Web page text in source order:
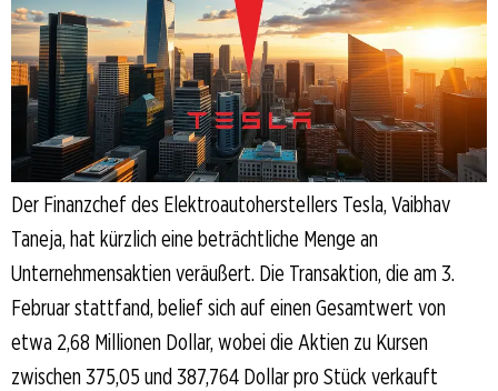
Der Finanzchef des Elektroautoherstellers Tesla, Vaibhav
Taneja, hat kürzlich eine beträchtliche Menge an
Unternehmensaktien veräußert. Die Transaktion, die am 3.
Februar stattfand, belief sich auf einen Gesamtwert von
etwa 2,68 Millionen Dollar, wobei die Aktien zu Kursen
zwischen 375,05 und 387,764 Dollar pro Stück verkauft